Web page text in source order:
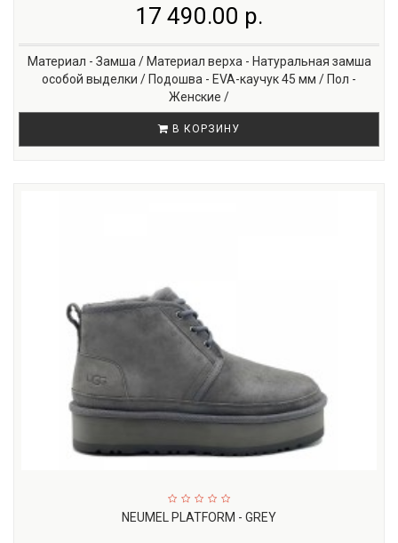
17 490.00 р.
Материал - Замша / Материал верха - Натуральная замша
особой выделки / Подошва - EVA-каучук 45 мм / Пол -
Женские /
В КОРЗИНУ
NEUMEL PLATFORM - GREY